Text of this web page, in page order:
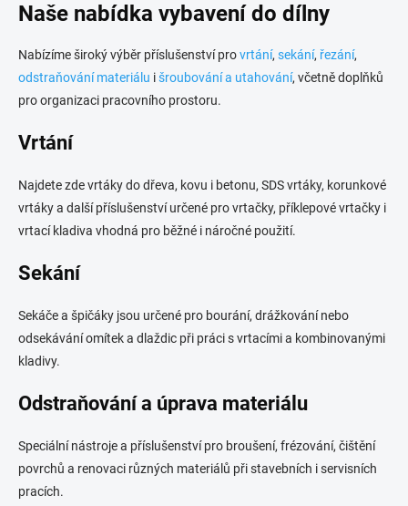
i
u
Naše nabídka vybavení do dílny
Nabízíme široký výběr příslušenství provrtání, sekání, řezání,
odstraňování materiálu išroubování a utahování, včetně doplňků
pro organizaci pracovního prostoru.
Vrtání
Najdete zde vrtáky do dřeva, kovu i betonu, SDS vrtáky, korunkové
vrtáky a další příslušenství určené pro vrtačky, příklepové vrtačky i
vrtací kladiva vhodná pro běžné i náročné použití.
Sekání
Sekáče a špičáky jsou určené pro bourání, drážkování nebo
odsekávání omítek a dlaždic při práci s vrtacími a kombinovanými
kladivy.
Odstraňování a úprava materiálu
Speciální nástroje a příslušenství pro broušení, frézování, čištění
povrchů a renovaci různých materiálů při stavebních i servisních
pracích.